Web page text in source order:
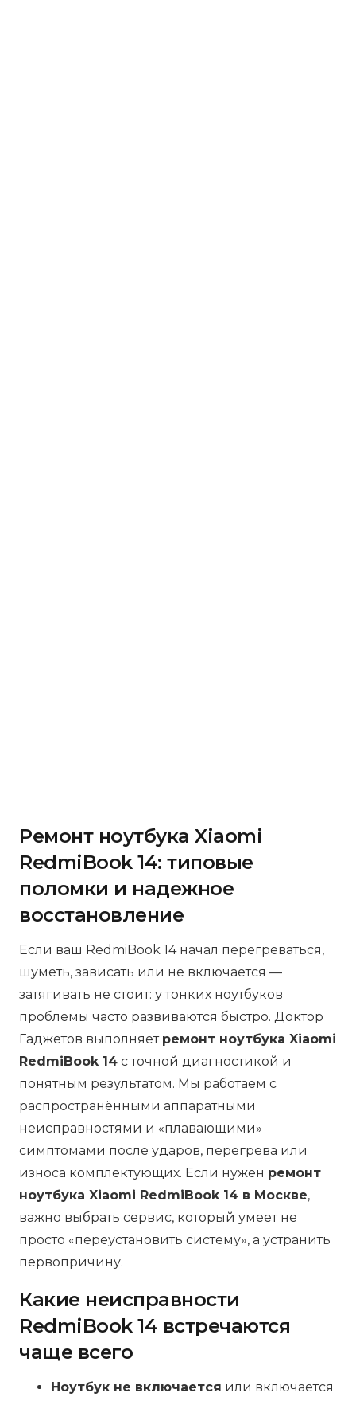
Ремонт ноутбука Xiaomi
RedmiBook 14: типовые
поломки и надежное
восстановление
Если ваш RedmiBook 14 начал перегреваться,
шуметь, зависать или не включается —
затягивать не стоит: у тонких ноутбуков
проблемы часто развиваются быстро. Доктор
Гаджетов выполняет ремонт ноутбука Xiaomi
RedmiBook 14 с точной диагностикой и
понятным результатом. Мы работаем с
распространёнными аппаратными
неисправностями и «плавающими»
симптомами после ударов, перегрева или
износа комплектующих. Если нужен ремонт
ноутбука Xiaomi RedmiBook 14 в Москве,
важно выбрать сервис, который умеет не
просто «переустановить систему», а устранить
первопричину.
Какие неисправности
RedmiBook 14 встречаются
чаще всего
Ноутбук не включается или включается